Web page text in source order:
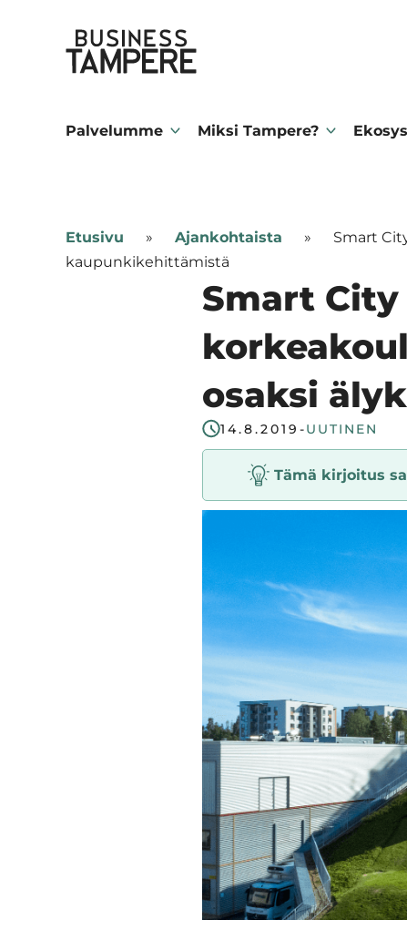
suoraanBusiness Tampere
Tampere
and
entrepreneurs
Palvelumme Miksi Tampere?
Etusivu » Ajankohtaista »
Smart
kaupunkikehittämistä
Smart
osaksi
14.8.2019 -UUTINEN
Tämä kirjoitus